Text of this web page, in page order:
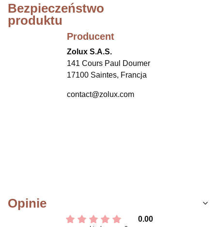
Bezpieczeństwo
produktu
Producent
Zolux S.A.S.
141 Cours Paul Doumer
17100 Saintes, Francja
contact@zolux.com
Opinie
0.00